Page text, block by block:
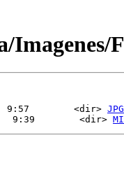
Imagenes/
9:57        <dir> JPG
9:39        <dir>